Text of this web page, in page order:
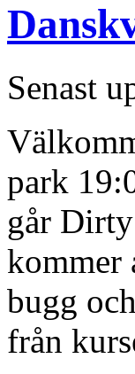
Senast
park
går
kommer
bugg
från